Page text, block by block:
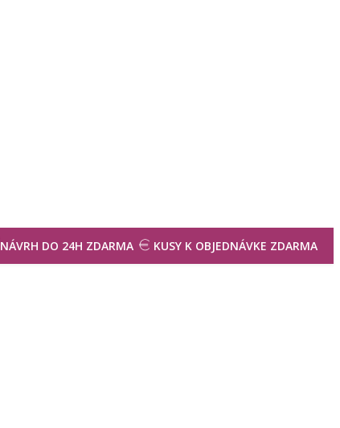
NÁVRH DO 24H ZDARMA KUSY K OBJEDNÁVKE ZDARMA